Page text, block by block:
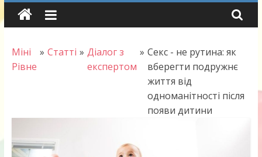
Skip
to
Міні
Рівне
» Статті » Діалог з
експертом
» Секс - не рутина: як
вберегти подружнє
життя від
одноманітності після
появи дитини